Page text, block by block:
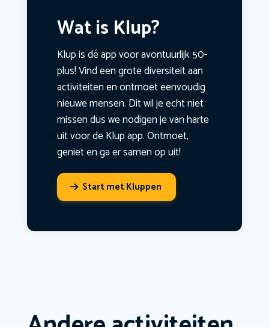
Wat is Klup?
Klup is dé app voor avontuurlijk 50-
plus! Vind een grote diversiteit aan
activiteiten en ontmoet eenvoudig
nieuwe mensen. Dit wil je echt niet
missen dus we nodigen je van harte
uit voor de Klup app. Ontmoet,
geniet en ga er samen op uit!
Start met Kluppen